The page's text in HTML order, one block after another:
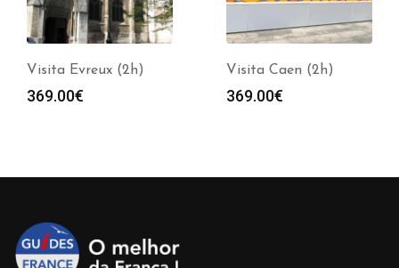
Visita Evreux (2h)
369.00€
Visita Caen (2h)
369.00€